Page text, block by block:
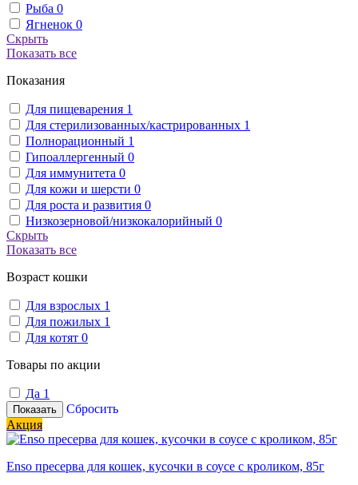
Рыба 0
Ягненок 0
Скрыть
Показать все
Показания
Для пищеварения 1
Для стерилизованных/кастрированных 1
Полнорационный 1
Гипоаллергенный 0
Для иммунитета 0
Для кожи и шерсти 0
Для роста и развития 0
Низкозерновой/низкокалорийный 0
Скрыть
Показать все
Возраст кошки
Для взрослых 1
Для пожилых 1
Для котят 0
Товары по акции
Да 1
Показать
Сбросить
Акция
Enso пресерва для кошек, кусочки в соусе с кроликом, 85г